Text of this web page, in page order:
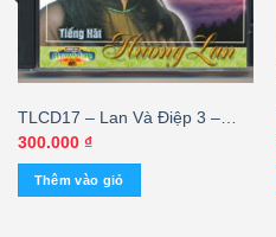
TLCD17 – Lan Và Điệp 3 –
Hương Lan (CDV)
300.000 ₫
Thêm vào giỏ